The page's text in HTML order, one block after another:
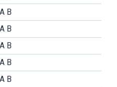
B
B
B
B
B